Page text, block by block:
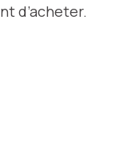
d’acheter.